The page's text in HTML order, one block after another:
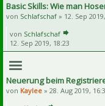
Basic Skills: Wie man
von Schlafschaf » 12. Sep
von Schlafschaf
12. Sep 2019, 18:23
Neuerung beim
von Kaylee » 28. Aug 2019,